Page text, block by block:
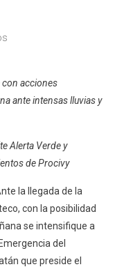
con acciones
ante intensas lluvias y
Alerta Verde y
de Procivy
la llegada de la
con la posibilidad
se intensifique a
del
que preside el